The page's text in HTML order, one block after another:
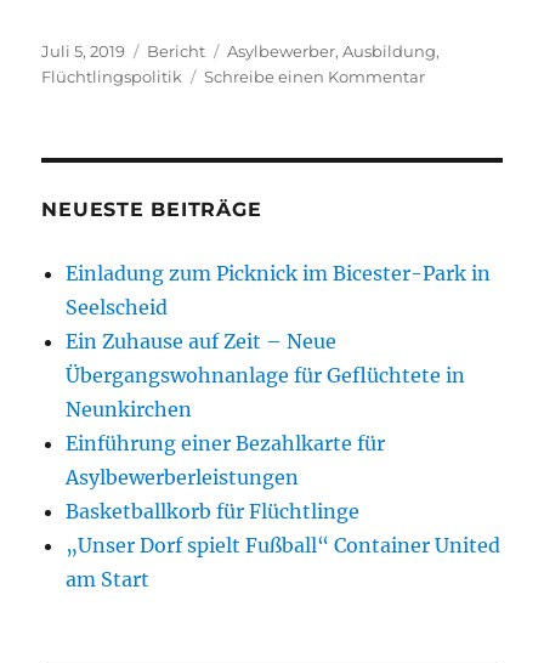
Veröffentlicht
am
Juli 5, 2019 Kategorien
Bericht Schlagwörter
Asylbewerber,Ausbildung,
Flüchtlingspolitik
Schreibe einen Kommentarzu
NEUESTE BEITRÄGE
Einladung zum Picknick im Bicester-Park in
Seelscheid
Ein Zuhause auf Zeit – Neue
Übergangswohnanlage für Geflüchtete in
Neunkirchen
Einführung einer Bezahlkarte für
Asylbewerberleistungen
Basketballkorb für Flüchtlinge
„Unser Dorf spielt Fußball“ Container United
am Start